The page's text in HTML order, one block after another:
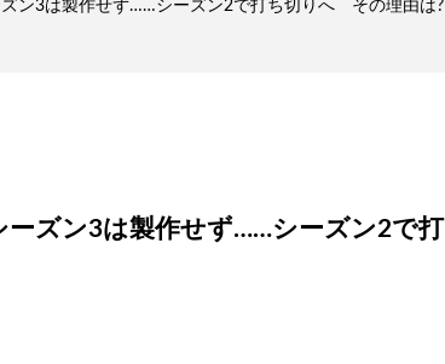
ン3は製作せず……シーズン2で打ち切りへ その理由は?
ーズン3は製作せず……シーズン2で打